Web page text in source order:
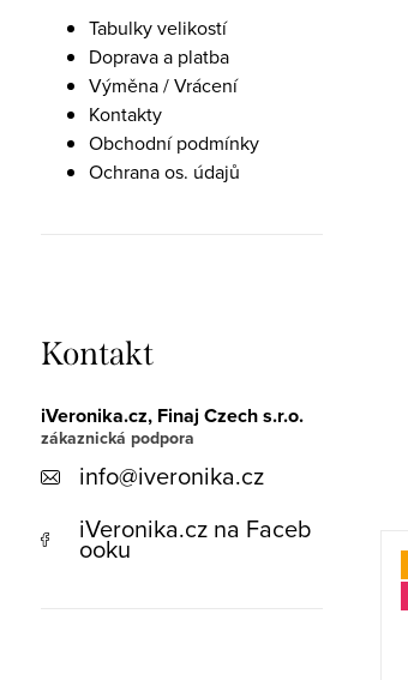
Tabulky velikostí
Doprava a platba
Výměna / Vrácení
Kontakty
Obchodní podmínky
Ochrana os. údajů
Kontakt
iVeronika.cz, Finaj Czech s.r.o.
info@iveronika.cz
iVeronika.cz na Faceb
ooku
-27 %